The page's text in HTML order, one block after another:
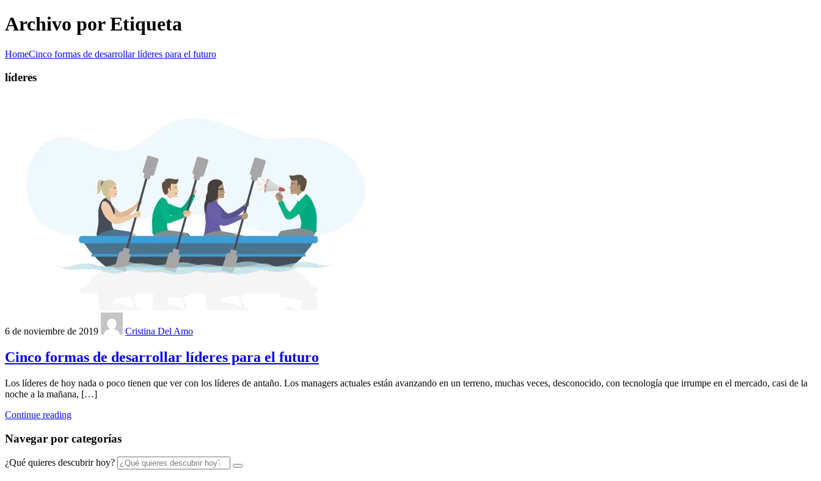
Archivo por Etiqueta
HomeCinco formas de desarrollar líderes para el futuro
líderes
6 de noviembre de 2019 Cristina Del Amo
Cinco formas de desarrollar líderes para el futuro
Los líderes de hoy nada o poco tienen que ver con los líderes de antaño. Los managers actuales están avanzando en un terreno, muchas veces, desconocido, con tecnología que irrumpe en el mercado, casi de la
noche a la mañana, […]
Continue reading
Navegar por categorías
¿Qué quieres descubrir hoy?